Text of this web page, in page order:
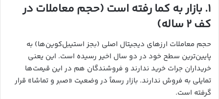
۱. بازار به کما رفته است (حجم معاملات در
کف ۲ ساله)
حجم معاملات ارزهای دیجیتال اصلی (بجز استیبل‌کوین‌ها) به
پایین‌ترین سطح خود در دو سال اخیر رسیده است. این یعنی
خریداران جرات خرید ندارند و فروشندگان هم در این قیمت‌ها
تمایلی به فروش ندارند. بازار رسماً در وضعیت «صبر و تماشا» قرار
گرفته است.